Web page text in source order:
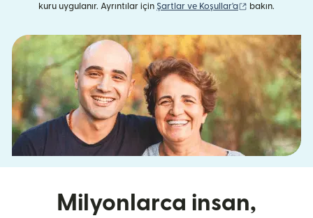
kuru uygulanır. Ayrıntılar için Şartlar ve Koşullar'a (yeni pencerede
bakın.
Milyonlarca insan,